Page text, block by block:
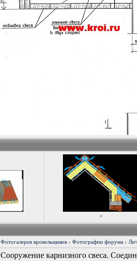
‹
Фотогалерея кровельщиков› Фотографии форума›
Сооружение карнизного свеса.